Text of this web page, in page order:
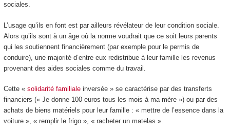
sociales.
L’usage qu’ils en font est par ailleurs révélateur de leur condition sociale.
Alors qu’ils sont à un âge où la norme voudrait que ce soit leurs parents
qui les soutiennent financièrement (par exemple pour le permis de
conduire), une majorité d’entre eux redistribue à leur famille les revenus
provenant des aides sociales comme du travail.
Cette « solidarité familialeinversée » se caractérise par des transferts
financiers (« Je donne 100 euros tous les mois à ma mère ») ou par des
achats de biens matériels pour leur famille : « mettre de l’essence dans la
voiture », « remplir le frigo », « racheter un matelas ».